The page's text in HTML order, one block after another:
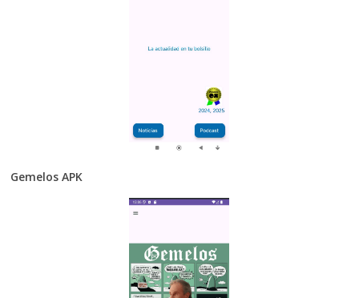
Gemelos APK